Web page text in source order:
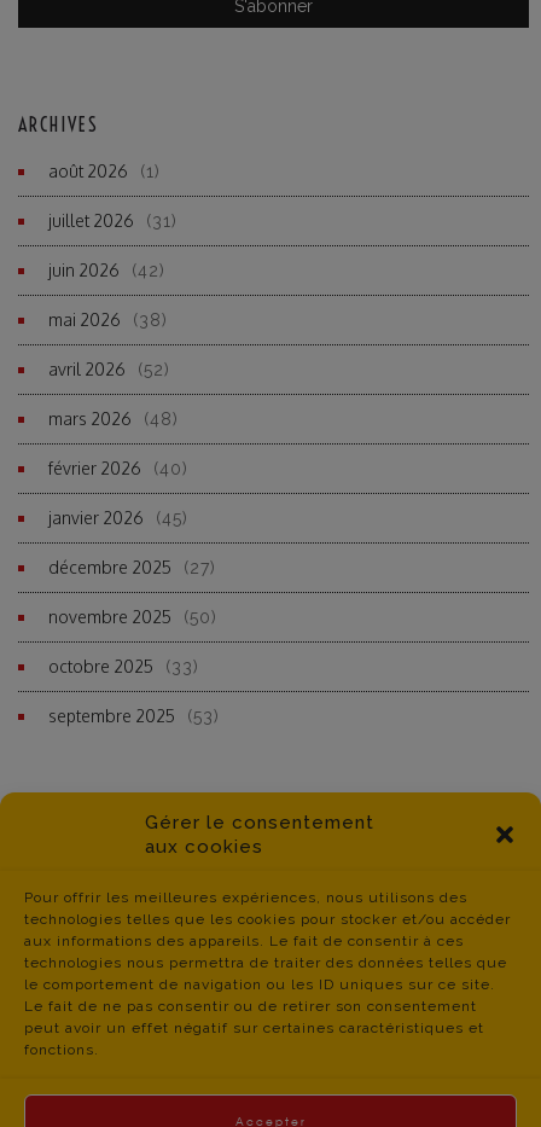
Gérer le consentement
aux cookies
Pour offrir les meilleures expériences, nous utilisons des
technologies telles que les cookies pour stocker et/ou accéder
aux informations des appareils. Le fait de consentir à ces
technologies nous permettra de traiter des données telles que
le comportement de navigation ou les ID uniques sur ce site.
Le fait de ne pas consentir ou de retirer son consentement
peut avoir un effet négatif sur certaines caractéristiques et
fonctions.
Accepter
ARCHIVES
août 2026 (1)
juillet 2026 (31)
juin 2026 (42)
mai 2026 (38)
avril 2026 (52)
mars 2026 (48)
février 2026 (40)
janvier 2026 (45)
décembre 2025 (27)
novembre 2025 (50)
octobre 2025 (33)
septembre 2025 (53)